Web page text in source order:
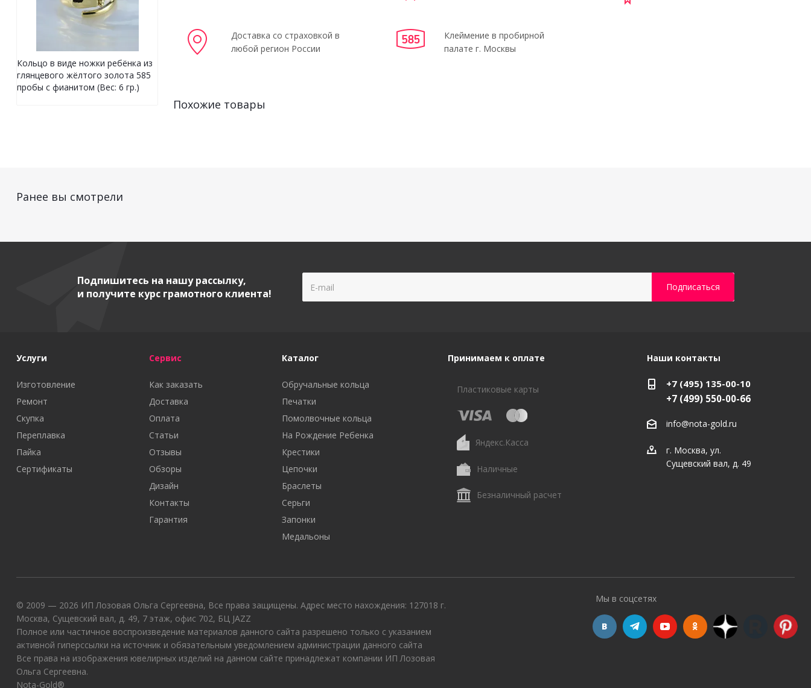
Доставка со страховкой в
любой регион России
Клеймение в пробирной
палате г. Москвы
Похожие товары
Кольцо в виде ножки ребёнка из
глянцевого жёлтого золота 585
пробы с фианитом (Вес: 6 гр.)
Ранее вы смотрели
Подпишитесь на нашу рассылку,
и получите курс грамотного клиента!
Услуги
Изготовление
Ремонт
Скупка
Переплавка
Пайка
Сертификаты
Сервис
Как заказать
Доставка
Оплата
Статьи
Отзывы
Обзоры
Дизайн
Контакты
Гарантия
Каталог
Обручальные кольца
Печатки
Помолвочные кольца
На Рождение Ребенка
Крестики
Цепочки
Браслеты
Серьги
Запонки
Медальоны
Принимаем к оплате
Пластиковые карты
Яндекс.Касса
Наличные
Безналичный расчет
Наши контакты
+7 (495) 135-00-10
+7 (499) 550-00-66
info@nota-gold.ru
г. Москва, ул.
Сущевский вал, д. 49
© 2009 — 2026 ИП Лозовая Ольга Сергеевна, Все права защищены. Адрес место нахождения: 127018 г.
Москва, Сущевский вал, д. 49, 7 этаж, офис 702, БЦ JAZZ
Полное или частичное воспроизведение материалов данного сайта разрешено только с указанием
активной гиперссылки на источник и обязательным уведомлением администрации данного сайта
Все права на изображения ювелирных изделий на данном сайте принадлежат компании ИП Лозовая
Ольга Сергеевна.
Nota-Gold®
Мы в соцсетях